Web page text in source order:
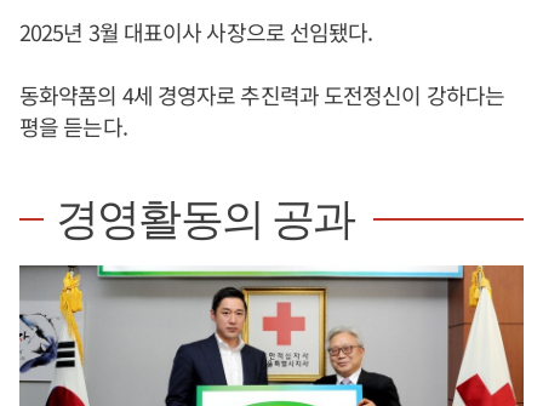
2025년 3월 대표이사 사장으로 선임됐다.
동화약품의 4세 경영자로 추진력과 도전정신이 강하다는
평을 듣는다.
경영활동의 공과